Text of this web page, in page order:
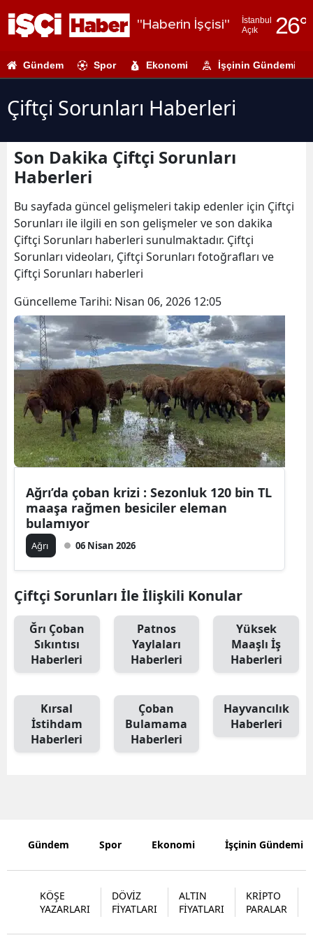
"Haberin İşçisi"
İstanbul
Açık
26°
Adıyaman
Antalya
Bilecik
Bingöl
Bitlis
Bolu
Burdur
Bursa
Çanakkale
Diyarbakır
Edirne
Elazığ
Erzincan
Erzurum
Gümüşhane
Hakkari
Hatay
Isparta
Gündem Spor Ekonomi İşçinin Gündemi
Çiftçi Sorunları Haberleri
Son Dakika Çiftçi Sorunları
Haberleri
Bu sayfada güncel gelişmeleri takip edenler için Çiftçi
Sorunları ile ilgili en son gelişmeler ve son dakika
Çiftçi Sorunları haberleri sunulmaktadır. Çiftçi
Sorunları videoları, Çiftçi Sorunları fotoğrafları ve
Çiftçi Sorunları haberleri
Güncelleme Tarihi: Nisan 06, 2026 12:05
Ağrı’da çoban krizi : Sezonluk 120 bin TL
maaşa rağmen besiciler eleman
bulamıyor
Ağrı 06 Nisan 2026
Çiftçi Sorunları İle İlişkili Konular
Ğrı Çoban
Sıkıntısı
Haberleri
Patnos
Yaylaları
Haberleri
Yüksek
Maaşlı İş
Haberleri
Kırsal
İstihdam
Haberleri
Çoban
Bulamama
Haberleri
Hayvancılık
Haberleri
Gündem Spor Ekonomi İşçinin Gündemi
KÖŞE
YAZARLARI
DÖVİZ
FİYATLARI
ALTIN
FİYATLARI
KRİPTO
PARALAR